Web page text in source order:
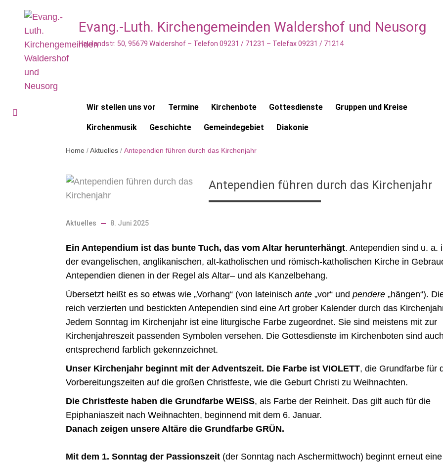
Evang.-Luth. Kirchengemeinden Waldershof und Neusorg
Havilandstr. 50, 95679 Waldershof – Telefon 09231 / 71231 – Telefax 09231 / 71214
Wir stellen uns vor Termine Kirchenbote Gottesdienste Gruppen und Kreise
Kirchenmusik Geschichte Gemeindegebiet Diakonie
Home / Aktuelles/ Antependien führen durch das Kirchenjahr
Antependien führen durch das Kirchenjahr
Aktuelles 8. Juni 2025
Ein Antependium ist das bunte Tuch, das vom Altar herunterhängt. Antependien sind u. a.
der evangelischen, anglikanischen, alt-katholischen und römisch-katholischen Kirche in
Antependien dienen in der Regel als Altar– und als Kanzelbehang.
Übersetzt heißt es so etwas wie „Vorhang“ (von lateinisch ante„vor“ und pendere„hängen“).
reich verzierten und bestickten Antependien sind eine Art grober Kalender durch das
Jedem Sonntag im Kirchenjahr ist eine liturgische Farbe zugeordnet. Sie sind meistens mit zur
Kirchenjahreszeit passenden Symbolen versehen. Die Gottesdienste im Kirchenboten sind auch
entsprechend farblich gekennzeichnet.
Unser Kirchenjahr beginnt mit der Adventszeit. Die Farbe ist VIOLETT, die Grundfarbe für
Vorbereitungszeiten auf die großen Christfeste, wie die Geburt Christi zu Weihnachten.
Die Christfeste haben die Grundfarbe WEISS, als Farbe der Reinheit. Das gilt auch für die
Epiphaniaszeit nach Weihnachten, beginnend mit dem 6. Januar.
Danach zeigen unsere Altäre die Grundfarbe GRÜN.
Mit dem 1. Sonntag der Passionszeit(der Sonntag nach Aschermittwoch) beginnt erneut eine